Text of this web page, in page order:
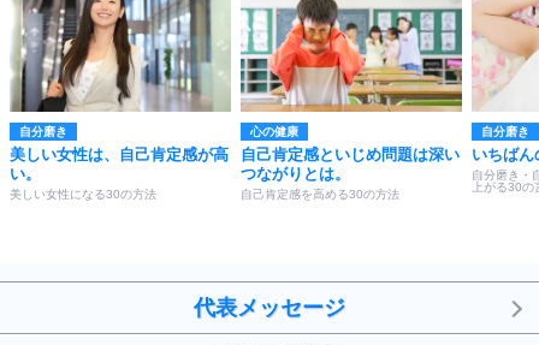
自分磨き
美しい女性は、自己肯定感が高
い。
美しい女性になる30の方法
心の健康
自己肯定感といじめ問題は深い
つながりとは。
自己肯定感を高める30の方法
自分磨き
いちばん
自分磨き・
上がる30の
代表メッセージ